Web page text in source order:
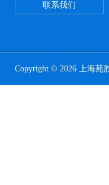
联系我们
Copyright © 2026 上海苑